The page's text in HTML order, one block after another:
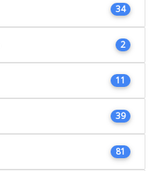
34
2
11
39
81